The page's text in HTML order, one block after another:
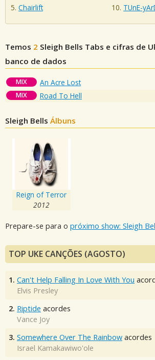
Chairlift
TUnE-
Temos 2 Sleigh Bells Tabs e cifras de
banco de dados
MIX An Acre Lost
MIX Road To Hell
Sleigh Bells Álbuns
Reign of Terror
2012
Prepare-se para o próximo show: Sleigh
TOP UKE CANÇÕES (AGOSTO)
1. Can't Help Falling In Love With You
Elvis Presley
2. Riptide acordes
Vance Joy
3. Somewhere Over The Rainbow acordes
Israel Kamakawiwo'ole